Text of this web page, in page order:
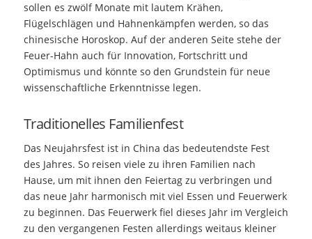
sollen es zwölf Monate mit lautem Krähen,
Flügelschlägen und Hahnenkämpfen werden, so das
chinesische Horoskop. Auf der anderen Seite stehe der
Feuer-Hahn auch für Innovation, Fortschritt und
Optimismus und könnte so den Grundstein für neue
wissenschaftliche Erkenntnisse legen.
Traditionelles Familienfest
Das Neujahrsfest ist in China das bedeutendste Fest
des Jahres. So reisen viele zu ihren Familien nach
Hause, um mit ihnen den Feiertag zu verbringen und
das neue Jahr harmonisch mit viel Essen und Feuerwerk
zu beginnen. Das Feuerwerk fiel dieses Jahr im Vergleich
zu den vergangenen Festen allerdings weitaus kleiner